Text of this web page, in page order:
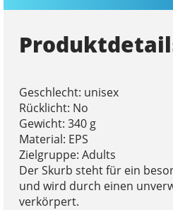
Geschlecht: unisex
Rücklicht: No
Gewicht: 340 g
Material: EPS
Zielgruppe: Adults
Der Skurb steht für ein
und wird durch einen
verkörpert.